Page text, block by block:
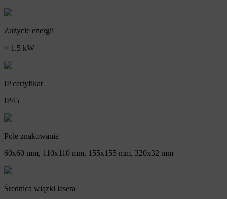
Zużycie energii
< 1.5 kW
IP certyfikat
IP45
Pole znakowania
60x60 mm, 110x110 mm, 155x155 mm, 320x32 mm
Średnica wiązki lasera